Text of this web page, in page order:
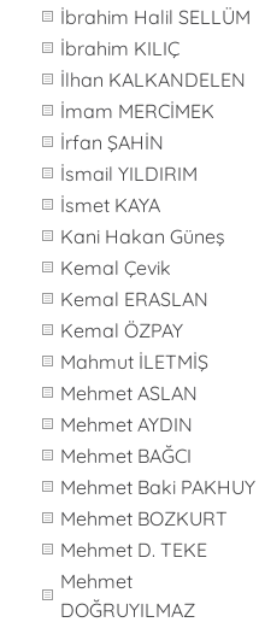
İbrahim Halil SELLÜM
İbrahim KILIÇ
İlhan KALKANDELEN
İmam MERCİMEK
İrfan ŞAHİN
İsmail YILDIRIM
İsmet KAYA
Kani Hakan Güneş
Kemal Çevik
Kemal ERASLAN
Kemal ÖZPAY
Mahmut İLETMİŞ
Mehmet ASLAN
Mehmet AYDIN
Mehmet BAĞCI
Mehmet Baki PAKHUY
Mehmet BOZKURT
Mehmet D. TEKE
Mehmet
DOĞRUYILMAZ